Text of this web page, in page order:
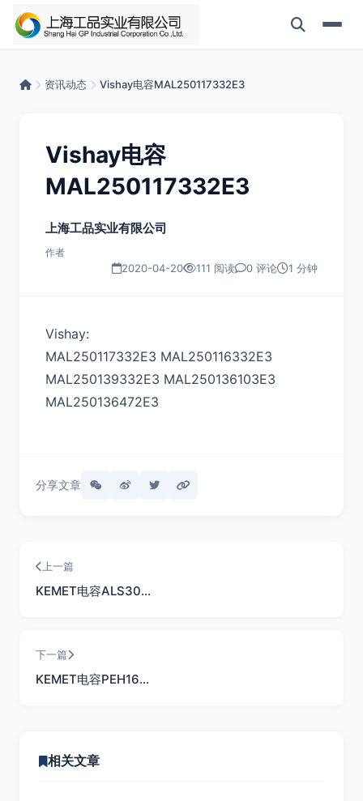
资讯动态 Vishay电容MAL250117332E3
Vishay电容
MAL250117332E3
上海工品实业有限公司
作者
2020-04-20 111 阅读 0 评论 1 分钟
Vishay:
MAL250117332E3 MAL250116332E3
MAL250139332E3 MAL250136103E3
MAL250136472E3
分享文章
上一篇
KEMET电容ALS30…
下一篇
KEMET电容PEH16…
相关文章